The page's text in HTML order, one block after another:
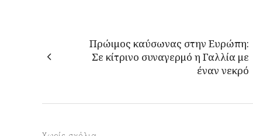
Πρώιμος καύσωνας στην Ευρώπη:
Σε κίτρινο συναγερμό η Γαλλία με
έναν νεκρό